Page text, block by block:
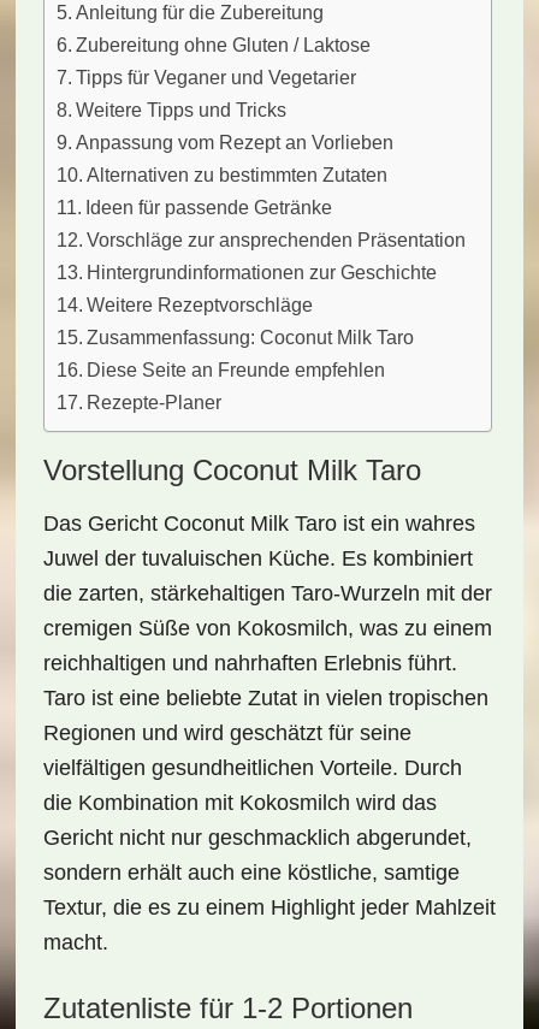
Anleitung für die Zubereitung
Zubereitung ohne Gluten / Laktose
Tipps für Veganer und Vegetarier
Weitere Tipps und Tricks
Anpassung vom Rezept an Vorlieben
Alternativen zu bestimmten Zutaten
Ideen für passende Getränke
Vorschläge zur ansprechenden Präsentation
Hintergrundinformationen zur Geschichte
Weitere Rezeptvorschläge
Zusammenfassung: Coconut Milk Taro
Diese Seite an Freunde empfehlen
Rezepte-Planer
Vorstellung Coconut Milk Taro
Das Gericht Coconut Milk Taroist ein wahres
Juwel der tuvaluischen Küche. Es kombiniert
die zarten, stärkehaltigen Taro-Wurzeln mit der
cremigen Süße von Kokosmilch, was zu einem
reichhaltigen und nahrhaften Erlebnis führt.
Taro ist eine beliebte Zutat in vielen tropischen
Regionen und wird geschätzt für seine
vielfältigen gesundheitlichen Vorteile. Durch
die Kombination mit Kokosmilch wird das
Gericht nicht nur geschmacklich abgerundet,
sondern erhält auch eine köstliche, samtige
Textur, die es zu einem Highlight jeder Mahlzeit
macht.
Zutatenliste für 1-2 Portionen